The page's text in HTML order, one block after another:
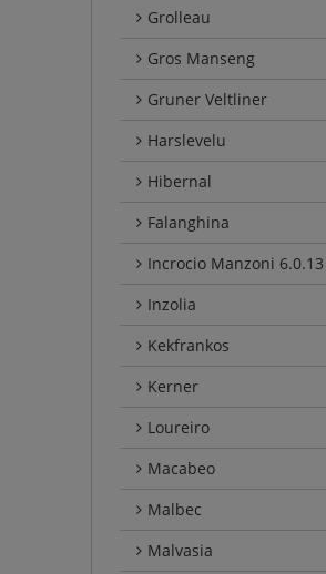
Grolleau
Gros Manseng
Gruner Veltliner
Harslevelu
Hibernal
Falanghina
Incrocio Manzoni 6.0.13
Inzolia
Kekfrankos
Kerner
Loureiro
Macabeo
Malbec
Malvasia